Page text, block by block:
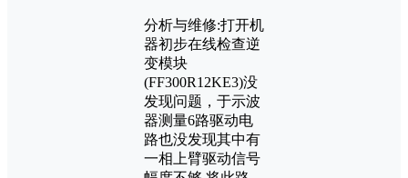
分析与维修:打开机
器初步在线检查逆
变模块
(FF300R12KE3)没
发现问题，于示波
器测量6路驱动电
路也没发现其中有
一相上臂驱动信号